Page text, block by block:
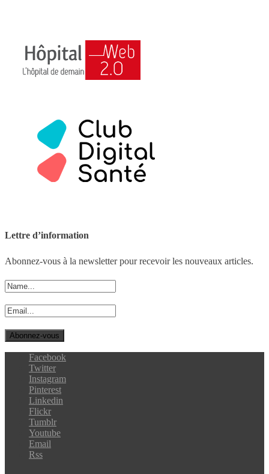
Lettre d’information
Abonnez-vous à la newsletter pour recevoir les nouveaux articles.
Facebook
Twitter
Instagram
Pinterest
Linkedin
Flickr
Tumblr
Youtube
Email
Rss